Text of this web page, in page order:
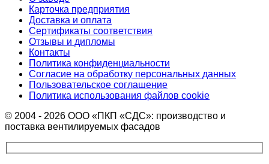
Карточка предприятия
Доставка и оплата
Сертификаты соответствия
Отзывы и дипломы
Контакты
Политика конфиденциальности
Согласие на обработку персональных данных
Пользовательское соглашение
Политика использования файлов cookie
© 2004 - 2026 ООО «ПКП «СДС»: производство и
поставка вентилируемых фасадов